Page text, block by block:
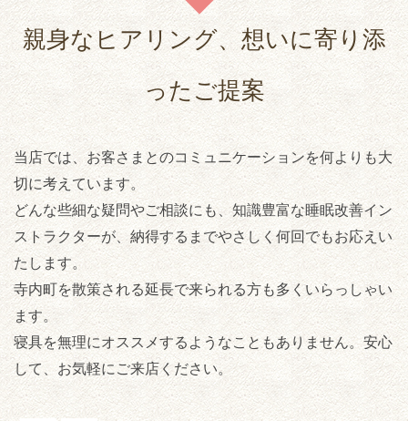
親身なヒアリング、想いに寄り添
ったご提案
当店では、お客さまとのコミュニケーションを何よりも大
切に考えています。
どんな些細な疑問やご相談にも、知識豊富な睡眠改善イン
ストラクターが、納得するまでやさしく何回でもお応えい
たします。
寺内町を散策される延長で来られる方も多くいらっしゃい
ます。
寝具を無理にオススメするようなこともありません。安心
して、お気軽にご来店ください。